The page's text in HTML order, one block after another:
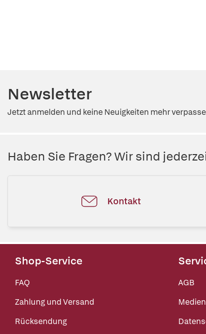
Newsletter
Jetzt anmelden und keine Neuigkeiten mehr
Haben Sie Fragen? Wir sind
Kontakt
Shop-Service
FAQ
Zahlung und Versand
Rücksendung
AGB